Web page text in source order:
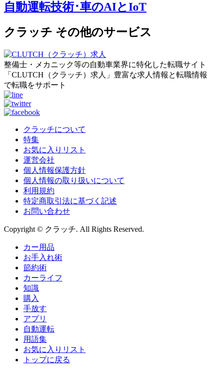
自動運転技術･車のAIとIoT
クラッチ その他のサービス
整備士・メカニック等の自動車業界に特化した転職サイト
「CLUTCH（クラッチ）求人」豊富な求人情報と転職情報
で転職をサポート
クラッチについて
特集
お気に入りリスト
運営会社
個人情報保護方針
個人情報の取り扱いについて
利用規約
特定商取引法に基づく記述
お問い合わせ
Copyright © クラッチ. All Rights Reserved.
カー用品
お手入れ術
節約術
カーライフ
知識
購入
手放す
アプリ
自動運転
用語集
お気に入りリスト
トップに戻る